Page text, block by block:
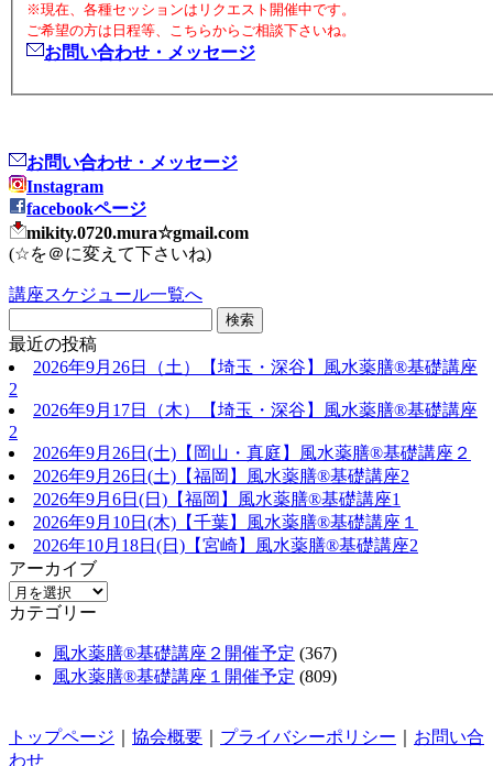
※現在、各種セッションはリクエスト開催中です。
ご希望の方は日程等、こちらからご相談下さいね。
お問い合わせ・メッセージ
お問い合わせ・メッセージ
Instagram
facebookページ
mikity.0720.mura☆gmail.com
(☆を＠に変えて下さいね)
講座スケジュール一覧へ
最近の投稿
2026年9月26日（土）【埼玉・深谷】風水薬膳®基礎講座
2
2026年9月17日（木）【埼玉・深谷】風水薬膳®基礎講座
2
2026年9月26日(土)【岡山・真庭】風水薬膳®基礎講座２
2026年9月26日(土)【福岡】風水薬膳®︎基礎講座2
2026年9月6日(日)【福岡】風水薬膳®︎基礎講座1
2026年9月10日(木)【千葉】風水薬膳®︎基礎講座１
2026年10月18日(日)【宮崎】風水薬膳®︎基礎講座2
アーカイブ
カテゴリー
風水薬膳®基礎講座２開催予定 (367)
風水薬膳®基礎講座１開催予定 (809)
トップページ 協会概要 プライバシーポリシー
お問い合
わせ